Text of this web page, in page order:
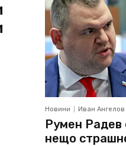
Новини Иван Ангелов
Румен Радев
нещо